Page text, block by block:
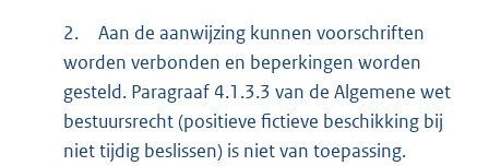
2.
Aan de aanwijzing kunnen voorschriften
worden verbonden en beperkingen worden
gesteld. Paragraaf 4.1.3.3 van de Algemene wet
bestuursrecht (positieve fictieve beschikking bij
niet tijdig beslissen) is niet van toepassing.